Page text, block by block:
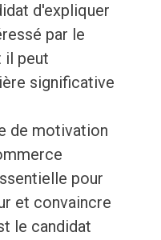
d'expliquer
par le
il peut
significative
de motivation
pour
et convaincre
le candidat